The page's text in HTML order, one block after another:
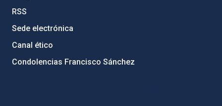
RSS
Sede electrónica
Canal ético
Condolencias Francisco Sánchez